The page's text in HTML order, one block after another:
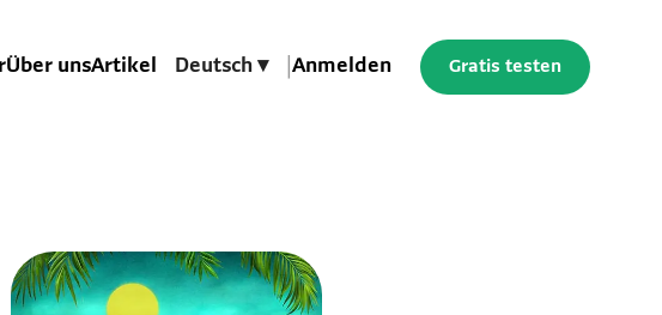
Über unsArtikel Deutsch ▾ Anmelden Gratis testen